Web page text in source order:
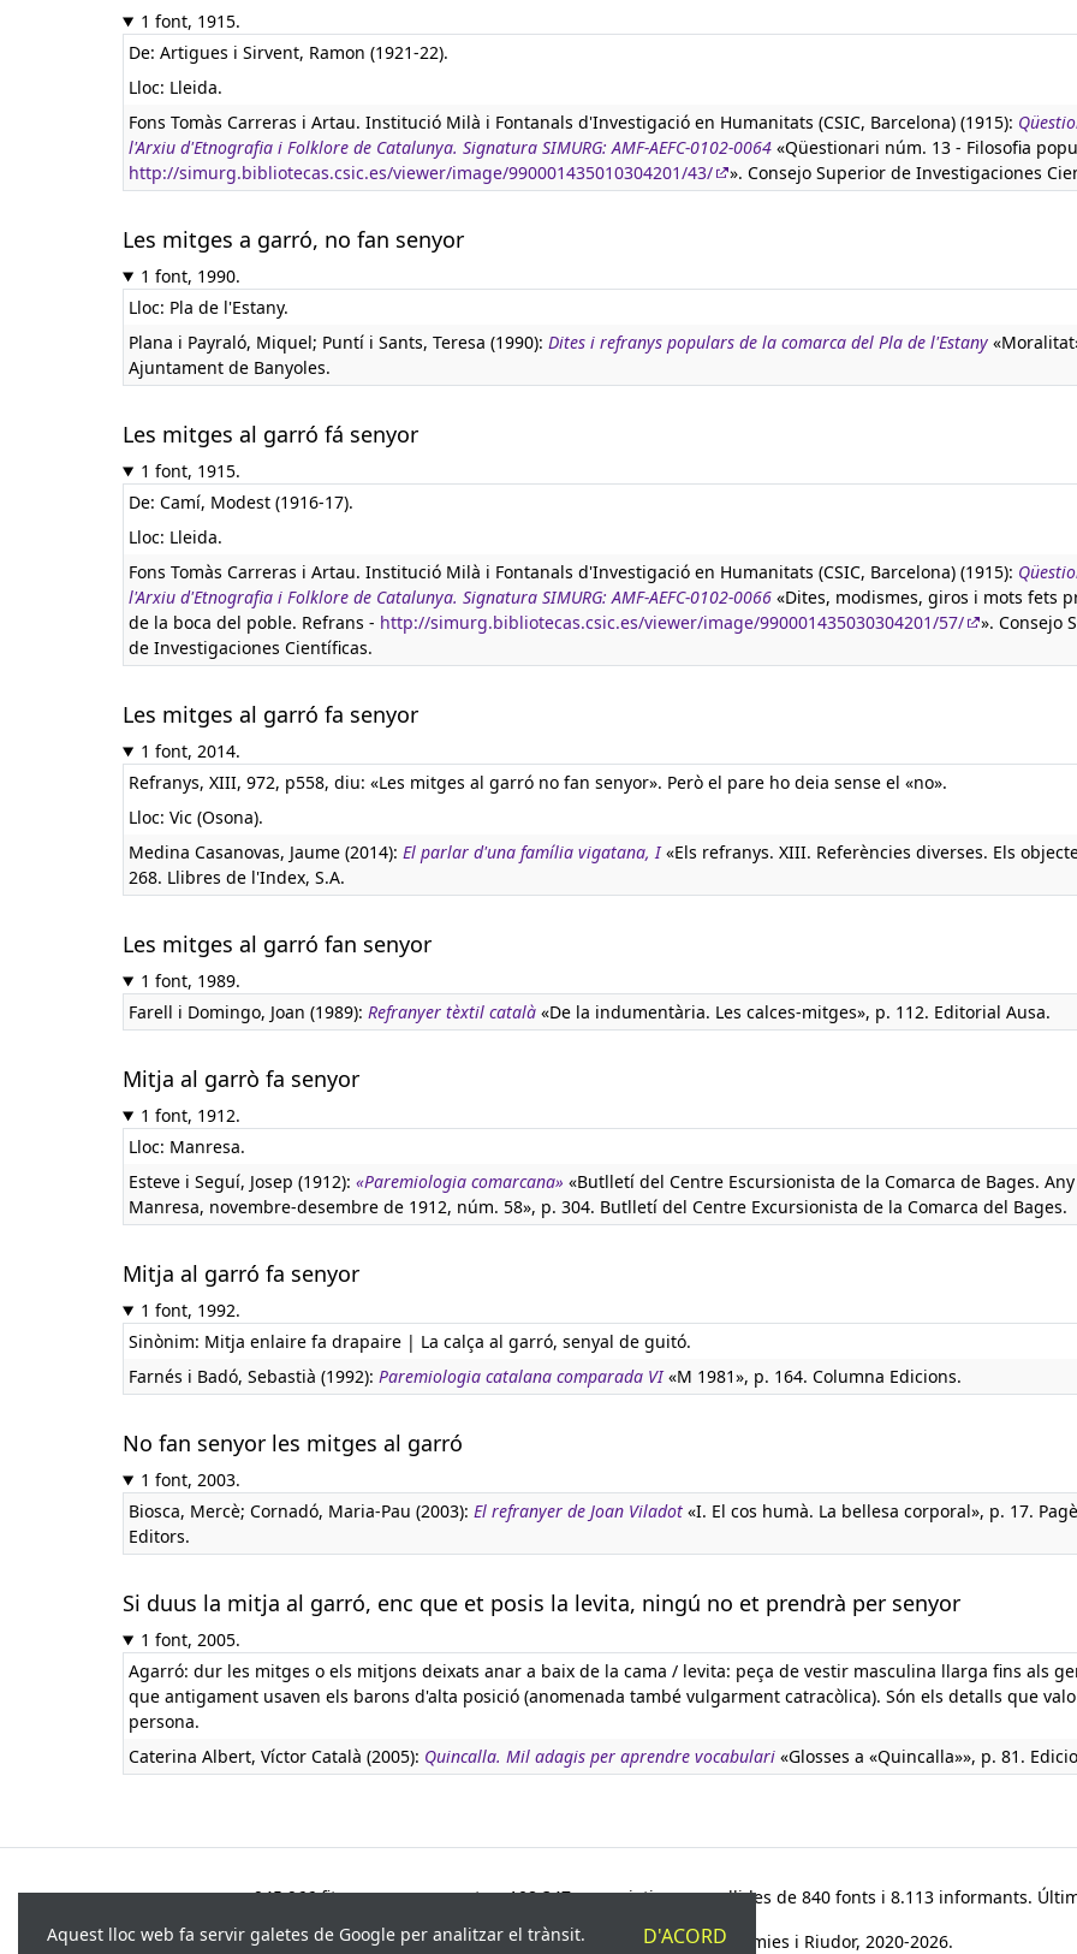
1 font, 1915.
De: Artigues i Sirvent, Ramon (1921-22).
Lloc: Lleida.
Fons Tomàs Carreras i Artau. Institució Milà i Fontanals d'Investigació en Humanitats (CSIC, Barcelona) (1915):
l'Arxiu d'Etnografia i Folklore de Catalunya. Signatura SIMURG: AMF-AEFC-0102-0064 «Qüestionari núm. 13 - Filosofia
http://simurg.bibliotecas.csic.es/viewer/image/990001435010304201/43/
». Consejo Superior de Investigaciones
Les mitges a garró, no fan senyor
1 font, 1990.
Lloc: Pla de l'Estany.
Plana i Payraló, Miquel; Puntí i Sants, Teresa (1990): Dites i refranys populars de la comarca del Pla de l'Estany
Ajuntament de Banyoles.
Les mitges al garró fá senyor
1 font, 1915.
De: Camí, Modest (1916-17).
Lloc: Lleida.
Fons Tomàs Carreras i Artau. Institució Milà i Fontanals d'Investigació en Humanitats (CSIC, Barcelona) (1915):
l'Arxiu d'Etnografia i Folklore de Catalunya. Signatura SIMURG: AMF-AEFC-0102-0066 «Dites, modismes, giros i mots fets
de la boca del poble. Refrans - http://simurg.bibliotecas.csic.es/viewer/image/990001435030304201/57/
». Consejo
de Investigaciones Científicas.
Les mitges al garró fa senyor
1 font, 2014.
Refranys, XIII, 972, p558, diu: «Les mitges al garró no fan senyor». Però el pare ho deia sense el «no».
Lloc: Vic (Osona).
Medina Casanovas, Jaume (2014): El parlar d'una família vigatana, I«Els refranys. XIII. Referències diverses. Els
268. Llibres de l'Index, S.A.
Les mitges al garró fan senyor
1 font, 1989.
Farell i Domingo, Joan (1989): Refranyer tèxtil català «De la indumentària. Les calces-mitges», p. 112. Editorial Ausa.
Mitja al garrò fa senyor
1 font, 1912.
Lloc: Manresa.
Esteve i Seguí, Josep (1912): «Paremiologia comarcana» «Butlletí del Centre Escursionista de la Comarca de Bages.
Manresa, novembre-desembre de 1912, núm. 58», p. 304. Butlletí del Centre Excursionista de la Comarca del Bages.
Mitja al garró fa senyor
1 font, 1992.
Sinònim: Mitja enlaire fa drapaire | La calça al garró, senyal de guitó.
Farnés i Badó, Sebastià (1992): Paremiologia catalana comparada VI«M 1981», p. 164. Columna Edicions.
No fan senyor les mitges al garró
1 font, 2003.
Biosca, Mercè; Cornadó, Maria-Pau (2003): El refranyer de Joan Viladot «I. El cos humà. La bellesa corporal», p. 17.
Editors.
Si duus la mitja al garró, enc que et posis la levita, ningú no et prendrà per senyor
1 font, 2005.
Agarró: dur les mitges o els mitjons deixats anar a baix de la cama / levita: peça de vestir masculina llarga fins als
que antigament usaven els barons d'alta posició (anomenada també vulgarment catracòlica). Són els detalls que
persona.
Caterina Albert, Víctor Català (2005): Quincalla. Mil adagis per aprendre vocabulari «Glosses a «Quincalla»», p. 81.
945.966 fitxes, corresponents a 108.347 paremiotipus, recollides de 840 fonts i 8.113 informants.
© Víctor Pàmies i Riudor, 2020-2026.
Aquest lloc web fa servir galetes de Google per analitzar el trànsit. D'ACORD